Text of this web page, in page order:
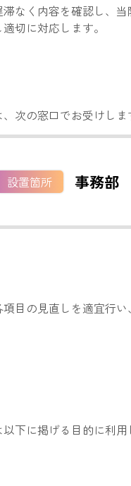
なく内容を確認し、
切に対応します。
次の窓口でお受けしま
設置箇所 事務部
の見直しを適宜行
に掲げる目的に利